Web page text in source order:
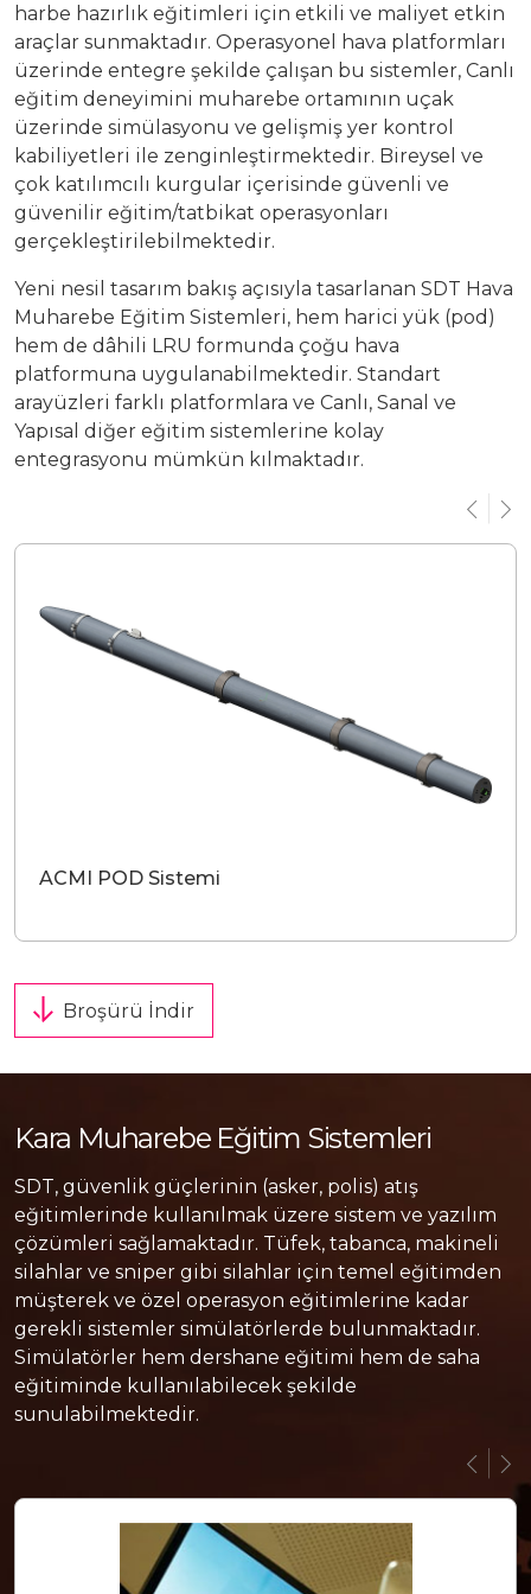
Üretim Programları
Şirket Bilgileri
Halka Arz
Özel Durum Açıklamaları
Raporlar
Finansal Bilgiler
Kurumsal Yönetim
Hisse Künye Bilgileri
Kariyer
Bize Ulaşın
harbe hazırlık eğitimleri için etkili ve maliyet etkin
araçlar sunmaktadır. Operasyonel hava platformları
üzerinde entegre şekilde çalışan bu sistemler, Canlı
eğitim deneyimini muharebe ortamının uçak
üzerinde simülasyonu ve gelişmiş yer kontrol
kabiliyetleri ile zenginleştirmektedir. Bireysel ve
çok katılımcılı kurgular içerisinde güvenli ve
güvenilir eğitim/tatbikat operasyonları
gerçekleştirilebilmektedir.
Yeni nesil tasarım bakış açısıyla tasarlanan SDT Hava
Muharebe Eğitim Sistemleri, hem harici yük (pod)
hem de dâhili LRU formunda çoğu hava
platformuna uygulanabilmektedir. Standart
arayüzleri farklı platformlara ve Canlı, Sanal ve
Yapısal diğer eğitim sistemlerine kolay
entegrasyonu mümkün kılmaktadır.
ACMI POD Sistemi
Broşürü İndir
Kara Muharebe Eğitim Sistemleri
SDT, güvenlik güçlerinin (asker, polis) atış
eğitimlerinde kullanılmak üzere sistem ve yazılım
çözümleri sağlamaktadır. Tüfek, tabanca, makineli
silahlar ve sniper gibi silahlar için temel eğitimden
müşterek ve özel operasyon eğitimlerine kadar
gerekli sistemler simülatörlerde bulunmaktadır.
Simülatörler hem dershane eğitimi hem de saha
eğitiminde kullanılabilecek şekilde
sunulabilmektedir.